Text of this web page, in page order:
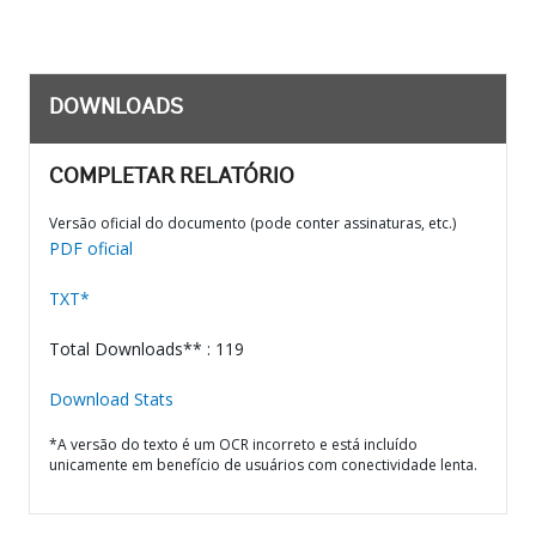
DOWNLOADS
COMPLETAR RELATÓRIO
Versão oficial do documento (pode conter assinaturas, etc.)
PDF oficial
TXT*
Total Downloads** : 119
Download Stats
*A versão do texto é um OCR incorreto e está incluído
unicamente em benefício de usuários com conectividade lenta.